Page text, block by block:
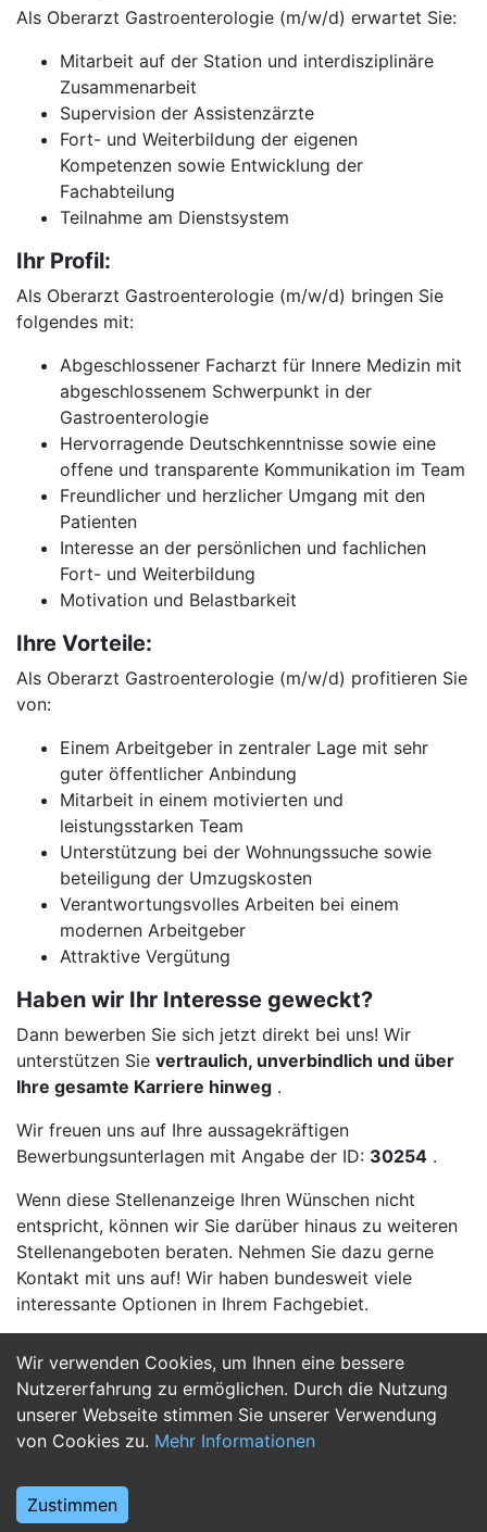
Wir verwenden Cookies, um Ihnen eine bessere
Nutzererfahrung zu ermöglichen. Durch die Nutzung
unserer Webseite stimmen Sie unserer Verwendung
von Cookies zu. Mehr Informationen
Zustimmen
Als Oberarzt Gastroenterologie (m/w/d) erwartet Sie:
Mitarbeit auf der Station und interdisziplinäre
Zusammenarbeit
Supervision der Assistenzärzte
Fort- und Weiterbildung der eigenen
Kompetenzen sowie Entwicklung der
Fachabteilung
Teilnahme am Dienstsystem
Ihr Profil:
Als Oberarzt Gastroenterologie (m/w/d) bringen Sie
folgendes mit:
Abgeschlossener Facharzt für Innere Medizin mit
abgeschlossenem Schwerpunkt in der
Gastroenterologie
Hervorragende Deutschkenntnisse sowie eine
offene und transparente Kommunikation im Team
Freundlicher und herzlicher Umgang mit den
Patienten
Interesse an der persönlichen und fachlichen
Fort- und Weiterbildung
Motivation und Belastbarkeit
Ihre Vorteile:
Als Oberarzt Gastroenterologie (m/w/d) profitieren Sie
von:
Einem Arbeitgeber in zentraler Lage mit sehr
guter öffentlicher Anbindung
Mitarbeit in einem motivierten und
leistungsstarken Team
Unterstützung bei der Wohnungssuche sowie
beteiligung der Umzugskosten
Verantwortungsvolles Arbeiten bei einem
modernen Arbeitgeber
Attraktive Vergütung
Haben wir Ihr Interesse geweckt?
Dann bewerben Sie sich jetzt direkt bei uns! Wir
unterstützen Sie vertraulich, unverbindlich und über
Ihre gesamte Karriere hinweg .
Wir freuen uns auf Ihre aussagekräftigen
Bewerbungsunterlagen mit Angabe der ID: 30254 .
Wenn diese Stellenanzeige Ihren Wünschen nicht
entspricht, können wir Sie darüber hinaus zu weiteren
Stellenangeboten beraten. Nehmen Sie dazu gerne
Kontakt mit uns auf! Wir haben bundesweit viele
interessante Optionen in Ihrem Fachgebiet.
Jetzt Bewerben